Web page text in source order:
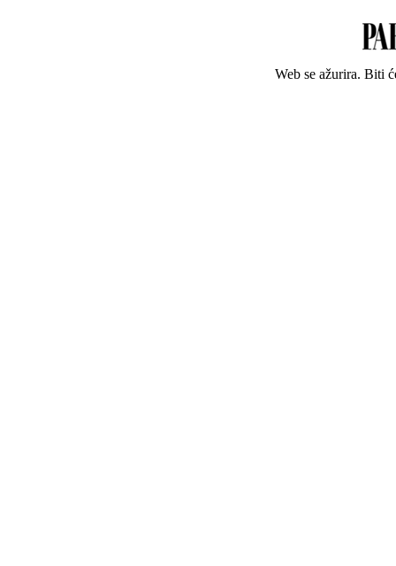
Web se ažurira. Biti